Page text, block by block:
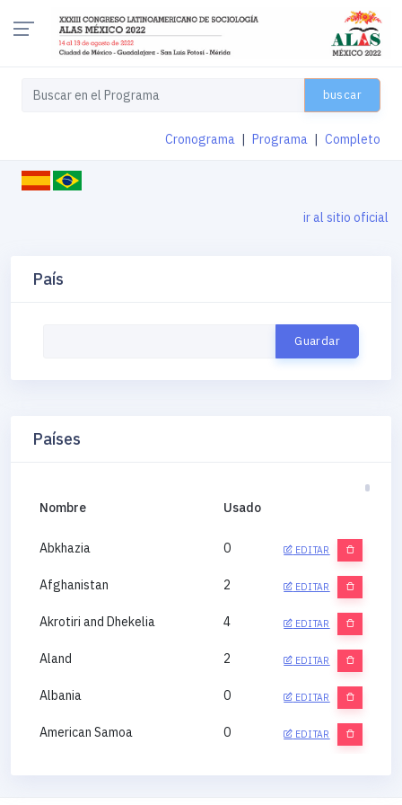
buscar
Cronograma Programa Completo
ir al sitio oficial
País
Países
Nombre Usado
Abkhazia 0 EDITAR
Afghanistan 2 EDITAR
Akrotiri and Dhekelia 4 EDITAR
Aland 2 EDITAR
Albania 0 EDITAR
American Samoa 0 EDITAR